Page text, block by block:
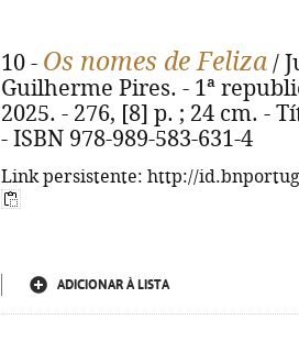
10 - Os nomes de Feliza /
Guilherme Pires. - 1ª
2025. - 276, [8] p. ; 24 cm. -
- ISBN 978-989-583-631-4
Link persistente: http://
ADICIONAR À LISTA